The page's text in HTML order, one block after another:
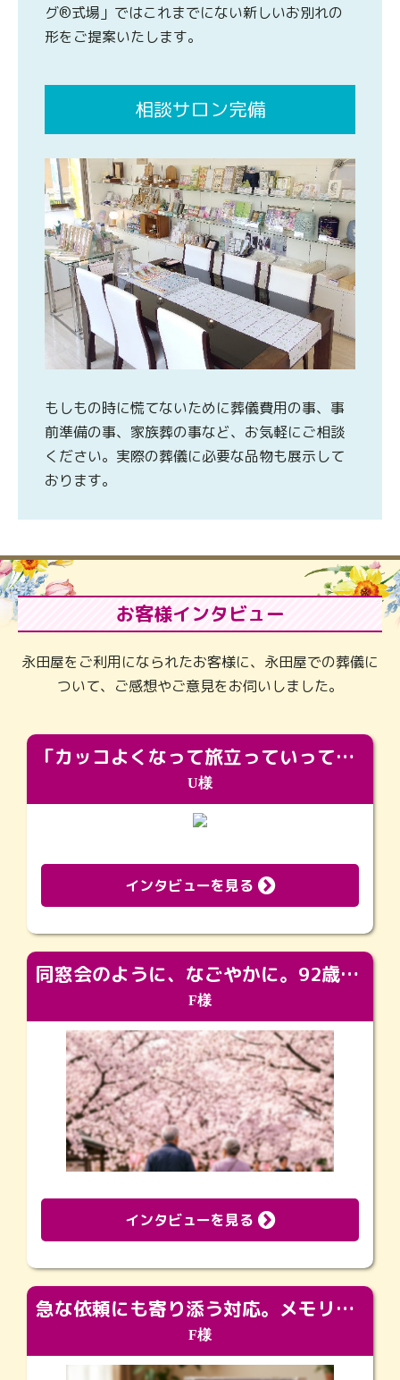
グ®式場」ではこれまでにない新しいお別れの
形をご提案いたします。
相談サロン完備
もしもの時に慌てないために葬儀費用の事、事
前準備の事、家族葬の事など、お気軽にご相談
ください。実際の葬儀に必要な品物も展示して
おります。
お客様インタビュー
永田屋をご利用になられたお客様に、永田屋での葬儀に
ついて、ご感想やご意見をお伺いしました。
「カッコよくなって旅立っていってくれました（笑）もっとカッコいいって言ってあげればよかったな」
U様
インタビューを見る
同窓会のように、なごやかに。92歳の旅立ちを彩った、再会と感謝の場
F様
インタビューを見る
急な依頼にも寄り添う対応。メモリアルコーナーで振り返る大切な日々
F様